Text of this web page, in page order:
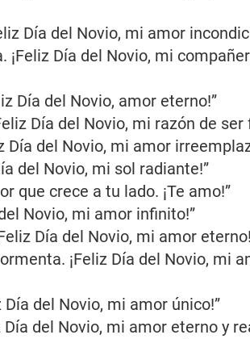
Día del Novio, mi amor
Día del Novio, mi
Día del Novio, amor eterno!”
Día del Novio, mi razón de ser
Día del Novio, mi amor
del Novio, mi sol radiante!”
que crece a tu lado. ¡Te amo!”
Novio, mi amor infinito!”
Día del Novio, mi amor
¡Feliz Día del Novio, mi
del Novio, mi amor único!”
del Novio, mi amor eterno y